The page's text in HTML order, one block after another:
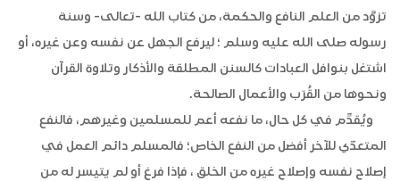
تزوَّد من العلم النافع والحكمة، من كتاب الله -تعالى- وسنة
رسوله صلى الله عليه وسلم ؛ ليرفع الجهل عن نفسه وعن غيره، أو
اشتغل بنوافل العبادات كالسنن المطلقة والأذكار وتلاوة القرآن
ونحوها من القُرَب والأعمال الصالحة.
ويُقدِّم في كل حال، ما نفعه أعم للمسلمين وغيرهم، فالنفع
المتعدّي للآخر أفضل من النفع الخاص؛ فالمسلم دائم العمل في
إصلاح نفسه وإصلاح غيره من الخلق ، فإذا فرغ أو لم يتيسر له من